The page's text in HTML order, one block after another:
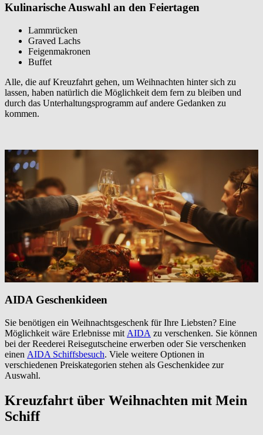
Kulinarische Auswahl an den Feiertagen
Lammrücken
Graved Lachs
Feigenmakronen
Buffet
Alle, die auf Kreuzfahrt gehen, um Weihnachten hinter sich zu
lassen, haben natürlich die Möglichkeit dem fern zu bleiben und
durch das Unterhaltungsprogramm auf andere Gedanken zu
kommen.
AIDA Geschenkideen
Sie benötigen ein Weihnachtsgeschenk für Ihre Liebsten? Eine
Möglichkeit wäre Erlebnisse mit AIDA zu verschenken. Sie können
bei der Reederei Reisegutscheine erwerben oder Sie verschenken
einen AIDA Schiffsbesuch. Viele weitere Optionen in
verschiedenen Preiskategorien stehen als Geschenkidee zur
Auswahl.
Kreuzfahrt über Weihnachten mit Mein
Schiff